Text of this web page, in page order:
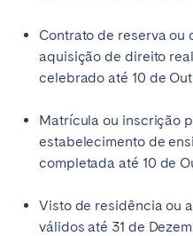
Contrato de reserva ou
aquisição de direito
celebrado até 10 de
Matrícula ou inscrição
estabelecimento de
completada até 10 de
Visto de residência ou
válidos até 31 de
UNITED ARAB
UNITED KINGDOM
ENGLAND
Bath
Bristol